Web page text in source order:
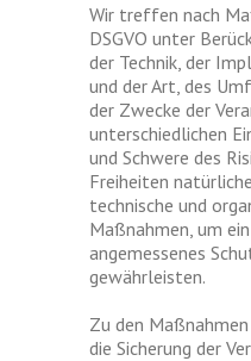
Wir treffen nach
DSGVO unter
der Technik, der
und der Art, des
der Zwecke der
unterschiedlichen
und Schwere des
Freiheiten
technische und
Maßnahmen, um
angemessenes
gewährleisten.
Zu den
die Sicherung der